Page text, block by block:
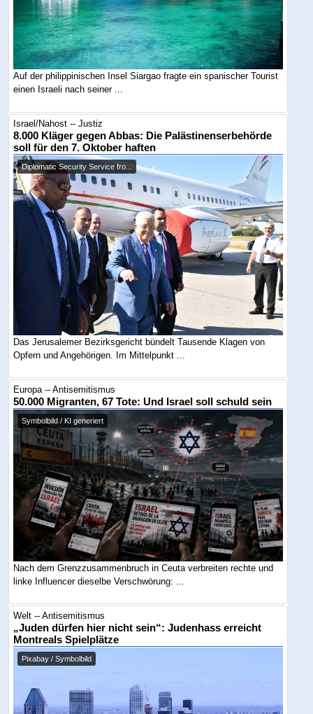
Auf der philippinischen Insel Siargao fragte ein spanischer Tourist
einen Israeli nach seiner ...
Israel/Nahost -- Justiz
8.000 Kläger gegen Abbas: Die Palästinenserbehörde
soll für den 7. Oktober haften
Diplomatic Security Service fro...
Das Jerusalemer Bezirksgericht bündelt Tausende Klagen von
Opfern und Angehörigen. Im Mittelpunkt ...
Europa -- Antisemitismus
50.000 Migranten, 67 Tote: Und Israel soll schuld sein
Symbolbild / KI generiert
Nach dem Grenzzusammenbruch in Ceuta verbreiten rechte und
linke Influencer dieselbe Verschwörung: ...
Welt -- Antisemitismus
„Juden dürfen hier nicht sein“: Judenhass erreicht
Montreals Spielplätze
Pixabay / Symbolbild